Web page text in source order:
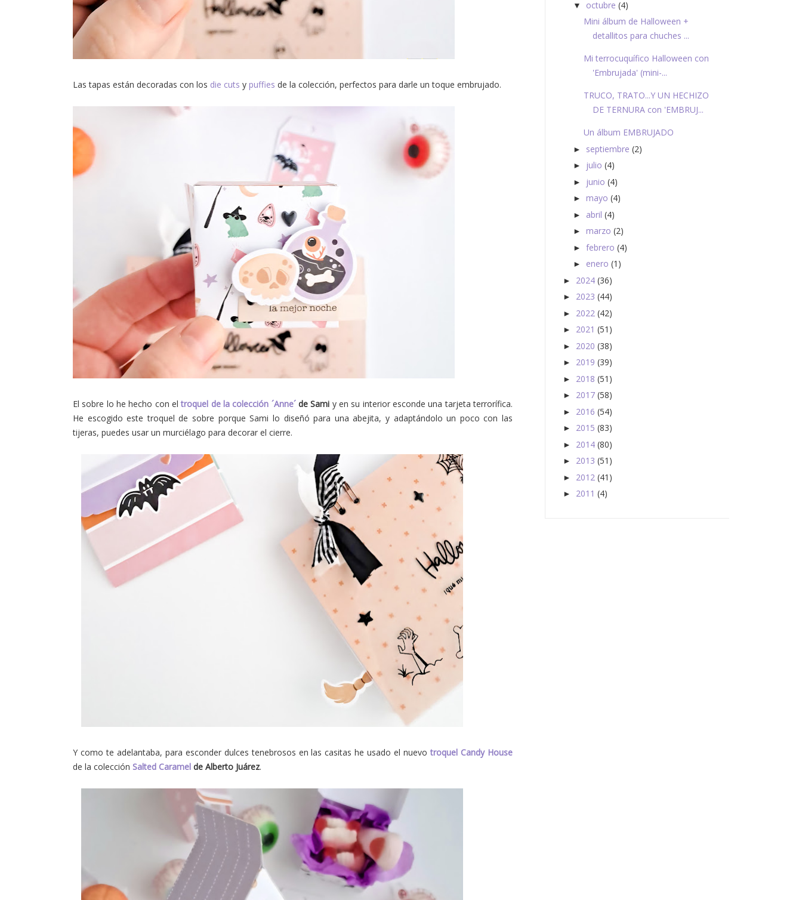
Las tapas están decoradas con los die cuts y puffies de la colección, perfectos para darle un toque embrujado.
El sobre lo he hecho con eltroquel de la colección ´Anne´de Sami y en su interior esconde una tarjeta terrorífica.
He escogido este troquel de sobre porque Sami lo diseñó para una abejita, y adaptándolo un poco con las
tijeras, puedes usar un murciélago para decorar el cierre.
Y como te adelantaba, para esconder dulces tenebrosos en las casitas he usado el nuevotroquel Candy House
de la colección Salted Caramel de Alberto Juárez.
▼ octubre (4)
Mini álbum de Halloween +
detallitos para chuches ...
Mi terrocuquífico Halloween con
'Embrujada' (mini-...
TRUCO, TRATO...Y UN HECHIZO
DE TERNURA con 'EMBRUJ...
Un álbum EMBRUJADO
► septiembre (2)
► julio (4)
► junio (4)
► mayo (4)
► abril (4)
► marzo (2)
► febrero (4)
► enero (1)
► 2024 (36)
► 2023 (44)
► 2022 (42)
► 2021 (51)
► 2020 (38)
► 2019 (39)
► 2018 (51)
► 2017 (58)
► 2016 (54)
► 2015 (83)
► 2014 (80)
► 2013 (51)
► 2012 (41)
► 2011 (4)